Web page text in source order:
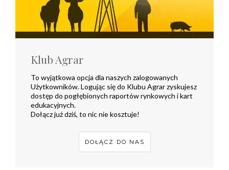
Klub Agrar
To wyjątkowa opcja dla naszych zalogowanych
Użytkowników. Logując się do Klubu Agrar zyskujesz
dostęp do pogłębionych raportów rynkowych i kart
edukacyjnych.
Dołącz już dziś, to nic nie kosztuje!
DOŁĄCZ DO NAS